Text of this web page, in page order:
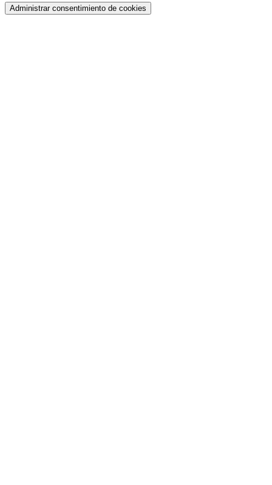
Administrar consentimiento de cookies